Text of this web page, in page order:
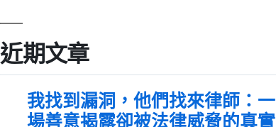
近期文章
我找到漏洞，他們找來律師：一
場善意揭露卻被法律威脅的真實